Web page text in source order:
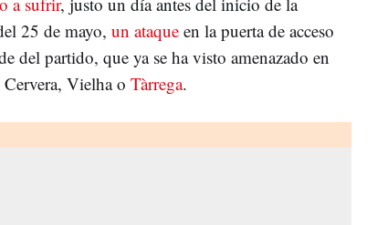
25 de mayo, un ataque en la puerta de acceso
del partido, que ya se ha visto amenazado en
Vielha o Tàrrega.